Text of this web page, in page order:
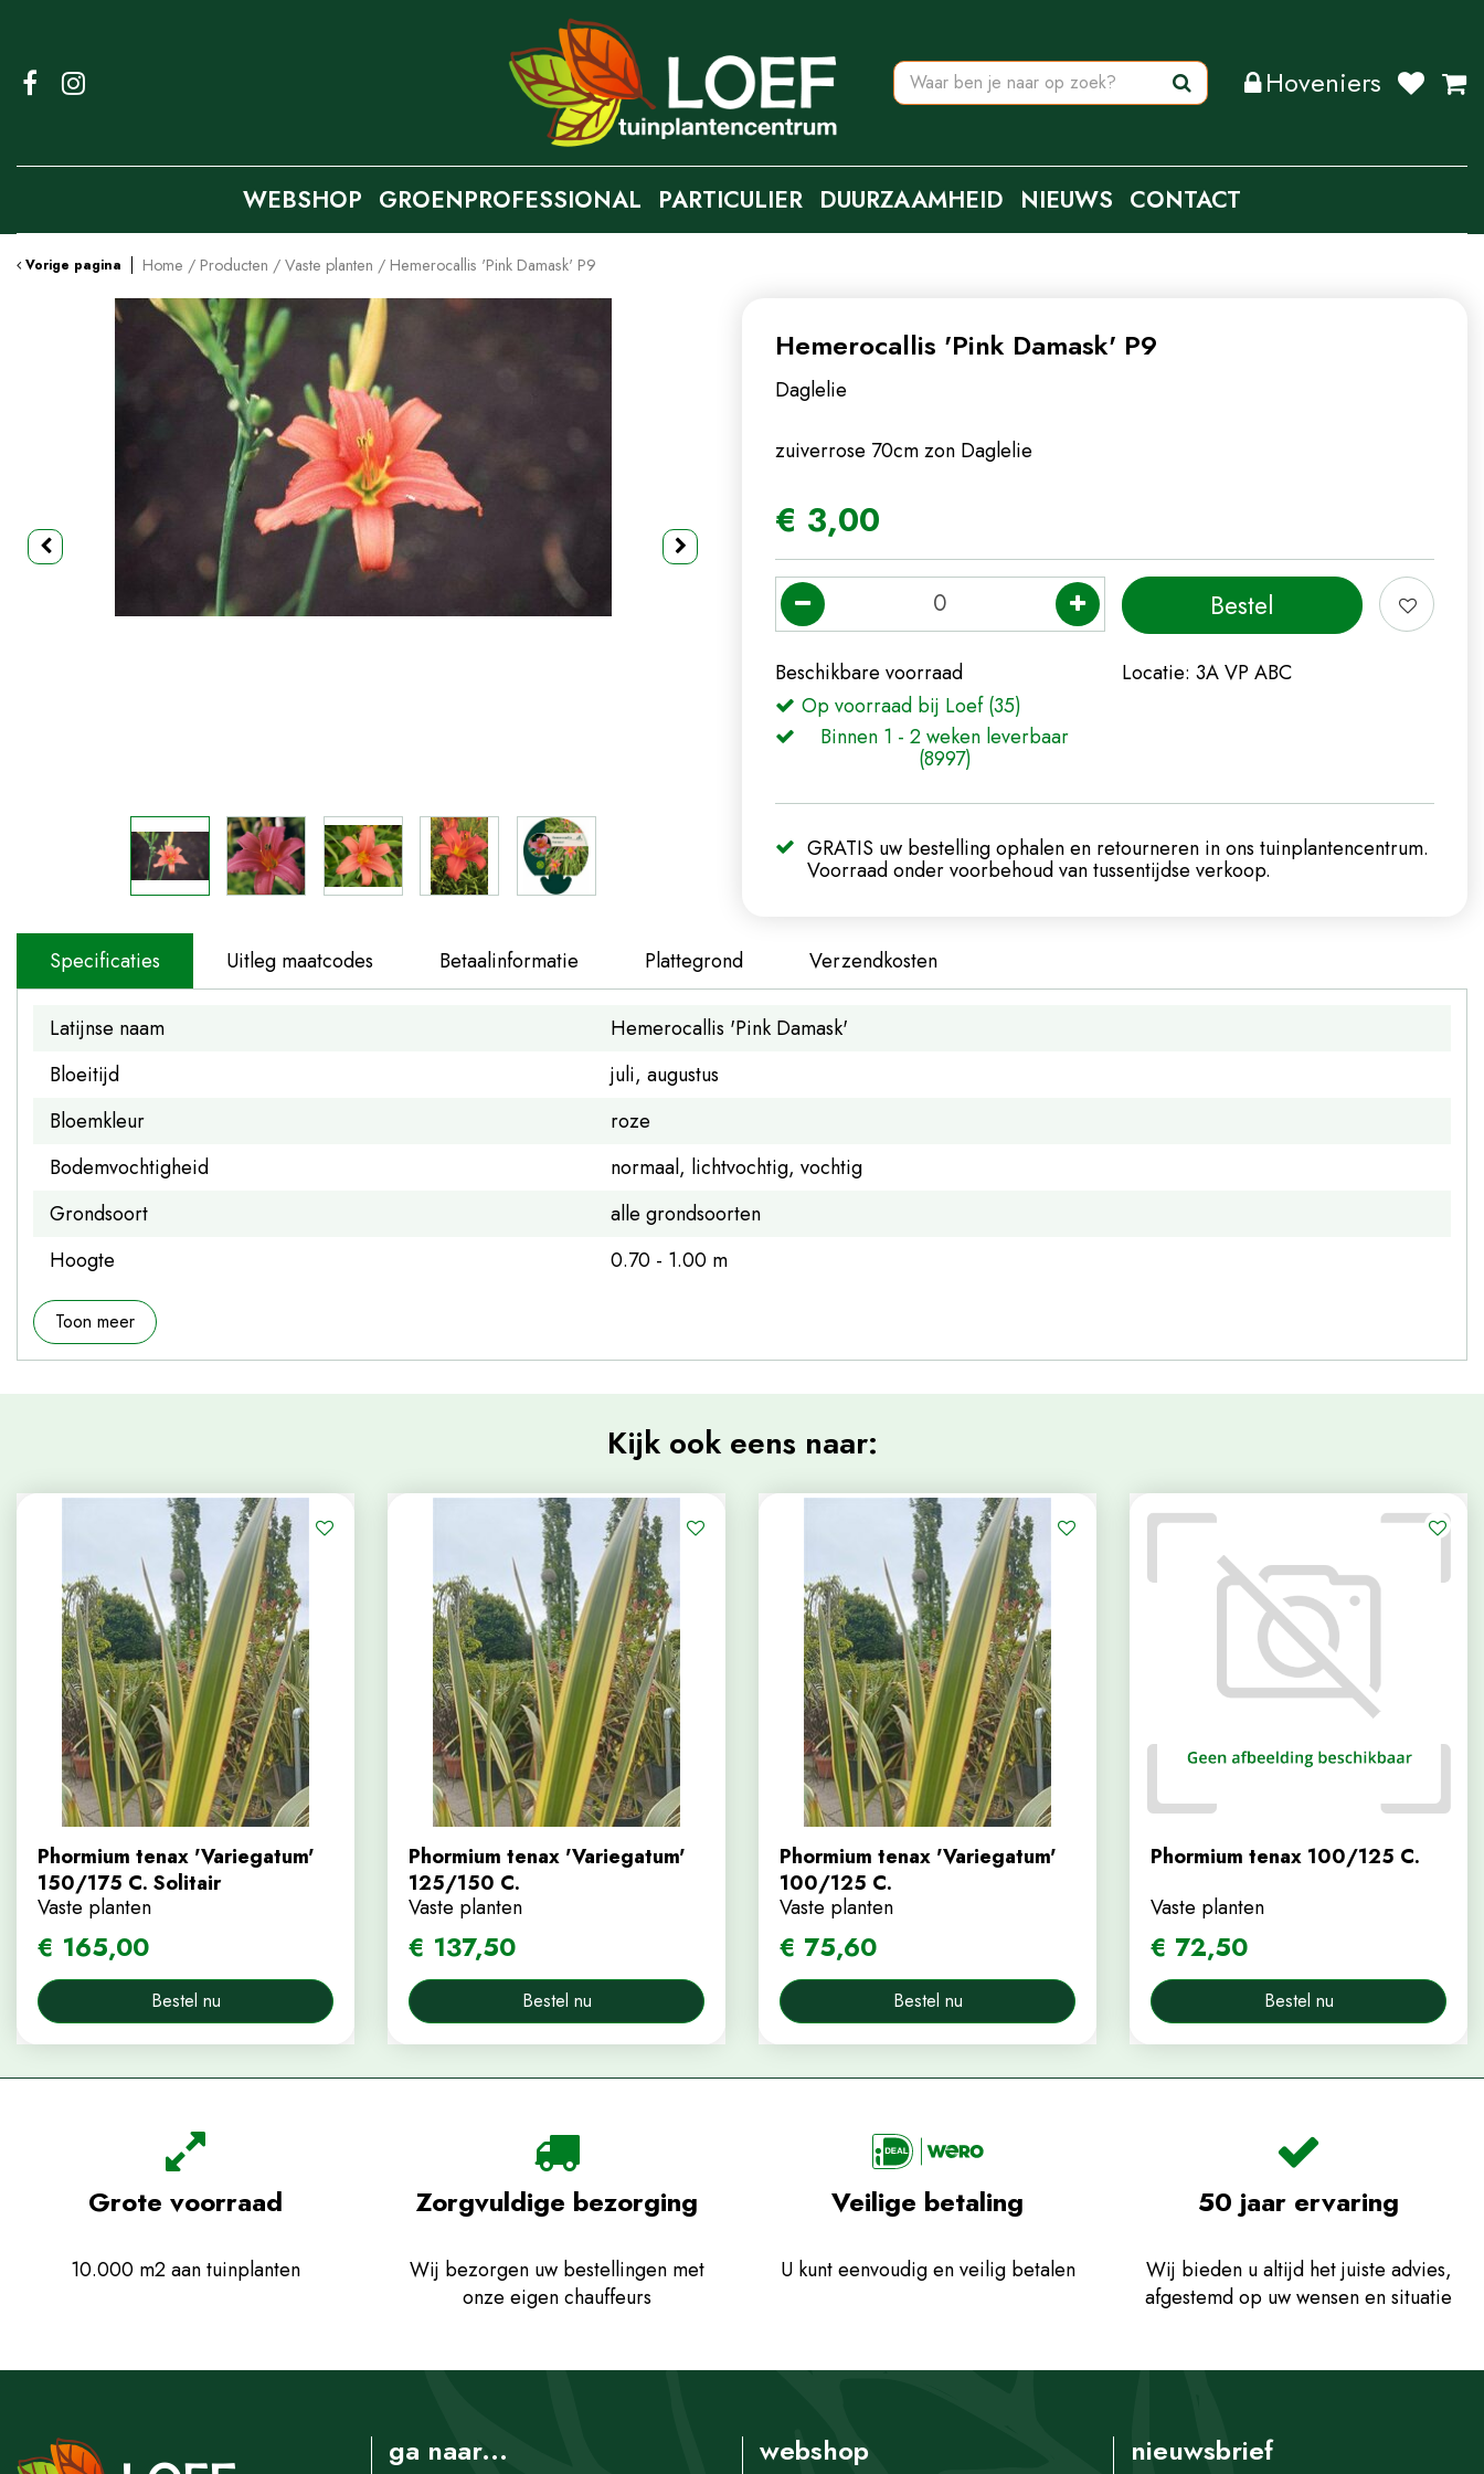
content
Vorige pagina Home Producten Vaste planten Hemerocallis 'Pink Damask' P9
Hoveniers
WEBSHOP GROENPROFESSIONAL PARTICULIER DUURZAAMHEID NIEUWS CONTACT
Hemerocallis 'Pink Damask' P9
Daglelie
zuiverrose 70cm zon Daglelie
€ 3,00
Beschikbare voorraad
Op voorraad bij Loef (35)
Binnen 1 - 2 weken leverbaar
(8997)
Locatie: 3A VP ABC
GRATIS uw bestelling ophalen en retourneren in ons tuinplantencentrum.
Voorraad onder voorbehoud van tussentijdse verkoop.
Specificaties Uitleg maatcodes Betaalinformatie Plattegrond Verzendkosten
Latijnse naam
Hemerocallis 'Pink Damask'
Bloeitijd
juli, augustus
Bloemkleur
roze
Bodemvochtigheid
normaal, lichtvochtig, vochtig
Grondsoort
alle grondsoorten
Hoogte
0.70 - 1.00 m
Toon meer
Kijk ook eens naar:
Phormium tenax 'Variegatum'
150/175 C. Solitair
Vaste planten
€ 165,00
Bestel nu
Phormium tenax 'Variegatum'
125/150 C.
Vaste planten
€ 137,50
Bestel nu
Phormium tenax 'Variegatum'
100/125 C.
Vaste planten
€ 75,60
Bestel nu
Phormium tenax 100/125 C.
Vaste planten
€ 72,50
Bestel nu
Grote voorraad
10.000 m2 aan tuinplanten
Zorgvuldige bezorging
Wij bezorgen uw bestellingen met
onze eigen chauffeurs
Veilige betaling
U kunt eenvoudig en veilig betalen
50 jaar ervaring
Wij bieden u altijd het juiste advies,
afgestemd op uw wensen en situatie
ga naar... webshop nieuwsbrief